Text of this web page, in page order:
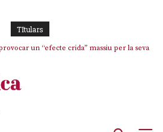
TItulars
un “efecte crida” massiu per la seva